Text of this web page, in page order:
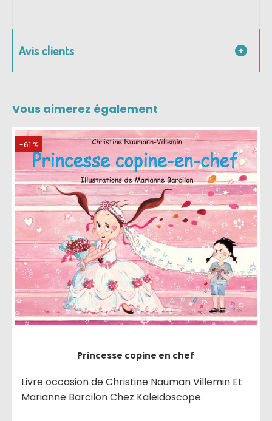
Avis clients
Vous aimerez également
-61 %
Princesse copine en chef
Livre occasion de Christine Nauman Villemin Et
Marianne Barcilon Chez Kaleidoscope